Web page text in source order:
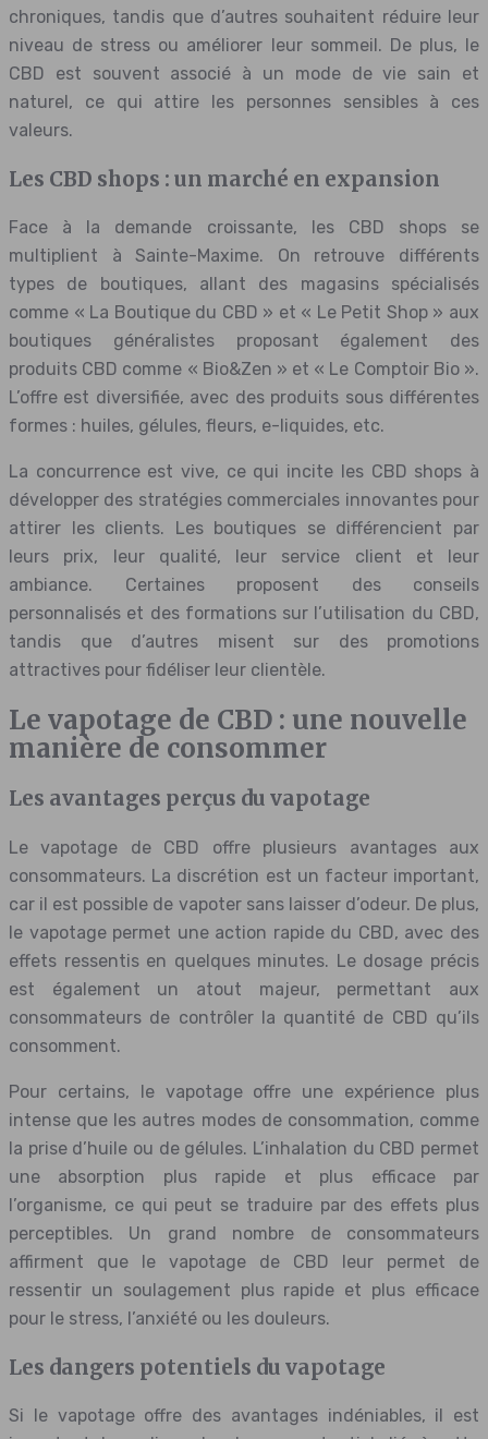
chroniques, tandis que d’autres souhaitent réduire leur
niveau de stress ou améliorer leur sommeil. De plus, le
CBD est souvent associé à un mode de vie sain et
naturel, ce qui attire les personnes sensibles à ces
valeurs.
Les CBD shops : un marché en expansion
Face à la demande croissante, les CBD shops se
multiplient à Sainte-Maxime. On retrouve différents
types de boutiques, allant des magasins spécialisés
comme « La Boutique du CBD » et « Le Petit Shop » aux
boutiques généralistes proposant également des
produits CBD comme « Bio&Zen » et « Le Comptoir Bio ».
L’offre est diversifiée, avec des produits sous différentes
formes : huiles, gélules, fleurs, e-liquides, etc.
La concurrence est vive, ce qui incite les CBD shops à
développer des stratégies commerciales innovantes pour
attirer les clients. Les boutiques se différencient par
leurs prix, leur qualité, leur service client et leur
ambiance. Certaines proposent des conseils
personnalisés et des formations sur l’utilisation du CBD,
tandis que d’autres misent sur des promotions
attractives pour fidéliser leur clientèle.
Le vapotage de CBD : une nouvelle
manière de consommer
Les avantages perçus du vapotage
Le vapotage de CBD offre plusieurs avantages aux
consommateurs. La discrétion est un facteur important,
car il est possible de vapoter sans laisser d’odeur. De plus,
le vapotage permet une action rapide du CBD, avec des
effets ressentis en quelques minutes. Le dosage précis
est également un atout majeur, permettant aux
consommateurs de contrôler la quantité de CBD qu’ils
consomment.
Pour certains, le vapotage offre une expérience plus
intense que les autres modes de consommation, comme
la prise d’huile ou de gélules. L’inhalation du CBD permet
une absorption plus rapide et plus efficace par
l’organisme, ce qui peut se traduire par des effets plus
perceptibles. Un grand nombre de consommateurs
affirment que le vapotage de CBD leur permet de
ressentir un soulagement plus rapide et plus efficace
pour le stress, l’anxiété ou les douleurs.
Les dangers potentiels du vapotage
Si le vapotage offre des avantages indéniables, il est